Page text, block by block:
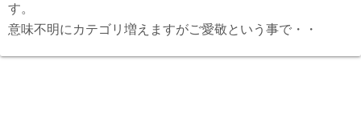
す。
意味不明にカテゴリ増えますがご愛敬という事で・・